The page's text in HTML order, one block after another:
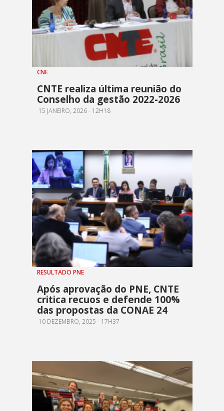
CNE
CNTE realiza última reunião do
Conselho da gestão 2022-2026
15 JANEIRO, 2026 - 12H18
RESULTADO PNE
Após aprovação do PNE, CNTE
critica recuos e defende 100%
das propostas da CONAE 24
10 DEZEMBRO, 2025 - 17H37